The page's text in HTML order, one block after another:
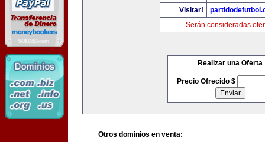
Visitar!
Serán consideradas
Realizar una Oferta
Precio Ofrecido $
Otros dominios en venta: